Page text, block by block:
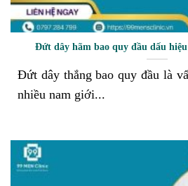
Đứt dây hãm bao quy đầu dấu
Đứt dây thắng bao quy đầu là
nhiều nam giới...